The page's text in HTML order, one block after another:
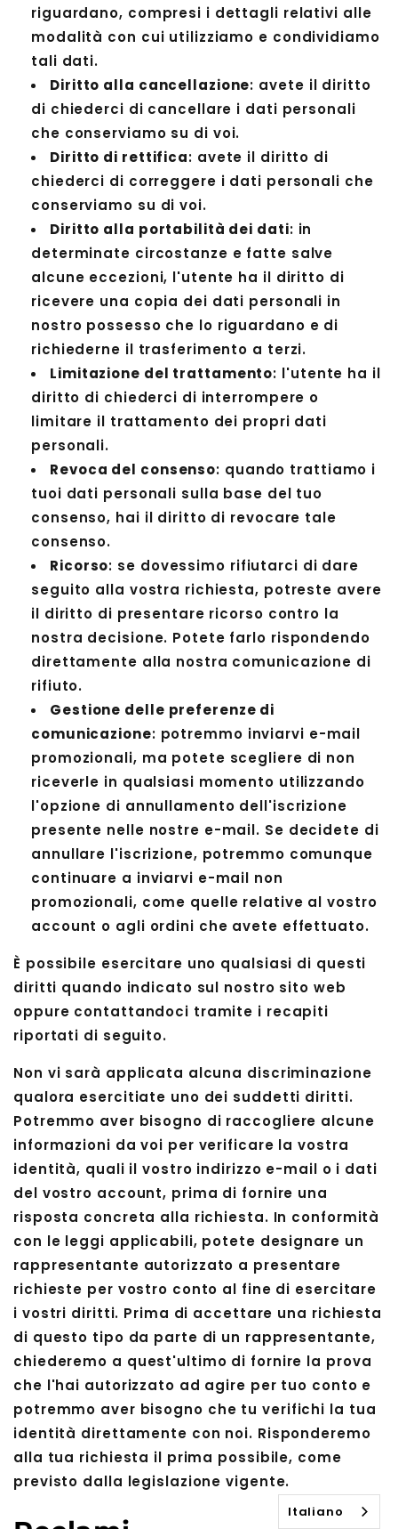
riguardano, compresi i dettagli relativi alle
modalità con cui utilizziamo e condividiamo
tali dati.
Diritto alla cancellazione: avete il diritto
di chiederci di cancellare i dati personali
che conserviamo su di voi.
Diritto di rettifica: avete il diritto di
chiederci di correggere i dati personali che
conserviamo su di voi.
Diritto alla portabilità dei dati: in
determinate circostanze e fatte salve
alcune eccezioni, l'utente ha il diritto di
ricevere una copia dei dati personali in
nostro possesso che lo riguardano e di
richiederne il trasferimento a terzi.
Limitazione del trattamento: l'utente ha il
diritto di chiederci di interrompere o
limitare il trattamento dei propri dati
personali.
Revoca del consenso: quando trattiamo i
tuoi dati personali sulla base del tuo
consenso, hai il diritto di revocare tale
consenso.
Ricorso: se dovessimo rifiutarci di dare
seguito alla vostra richiesta, potreste avere
il diritto di presentare ricorso contro la
nostra decisione. Potete farlo rispondendo
direttamente alla nostra comunicazione di
rifiuto.
Gestione delle preferenze di
comunicazione: potremmo inviarvi e-mail
promozionali, ma potete scegliere di non
riceverle in qualsiasi momento utilizzando
l'opzione di annullamento dell'iscrizione
presente nelle nostre e-mail. Se decidete di
annullare l'iscrizione, potremmo comunque
continuare a inviarvi e-mail non
promozionali, come quelle relative al vostro
account o agli ordini che avete effettuato.
È possibile esercitare uno qualsiasi di questi
diritti quando indicato sul nostro sito web
oppure contattandoci tramite i recapiti
riportati di seguito.
Non vi sarà applicata alcuna discriminazione
qualora esercitiate uno dei suddetti diritti.
Potremmo aver bisogno di raccogliere alcune
informazioni da voi per verificare la vostra
identità, quali il vostro indirizzo e-mail o i dati
del vostro account, prima di fornire una
risposta concreta alla richiesta. In conformità
con le leggi applicabili, potete designare un
rappresentante autorizzato a presentare
richieste per vostro conto al fine di esercitare
i vostri diritti. Prima di accettare una richiesta
di questo tipo da parte di un rappresentante,
chiederemo a quest'ultimo di fornire la prova
che l'hai autorizzato ad agire per tuo conto e
potremmo aver bisogno che tu verifichi la tua
identità direttamente con noi. Risponderemo
alla tua richiesta il prima possibile, come
previsto dalla legislazione vigente.
Italiano